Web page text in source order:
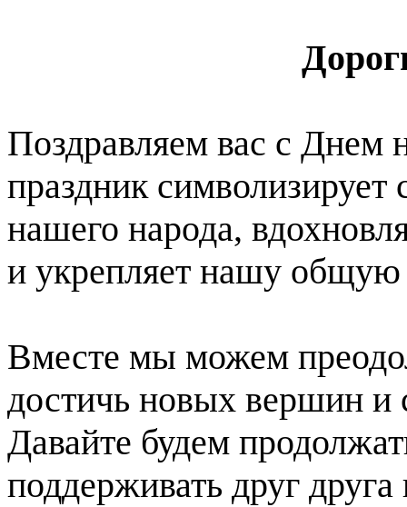
Поздравляем вас с Днем
праздник символизирует
нашего народа,
и укрепляет нашу общую
Вместе мы можем
достичь новых вершин и
Давайте будем
поддерживать друг